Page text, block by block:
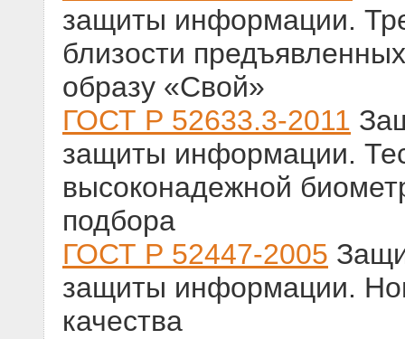
защиты информации.
близости
образу «Свой»
ГОСТ Р 52633.3-2011
защиты информации.
высоконадежной
подбора
ГОСТ Р 52447-2005
защиты информации.
качества